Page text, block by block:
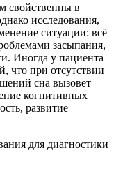
свойственны в
исследования,
ситуации: всё
засыпания,
Иногда у пациента
что при отсутствии
сна вызовет
когнитивных
развитие
для диагностики